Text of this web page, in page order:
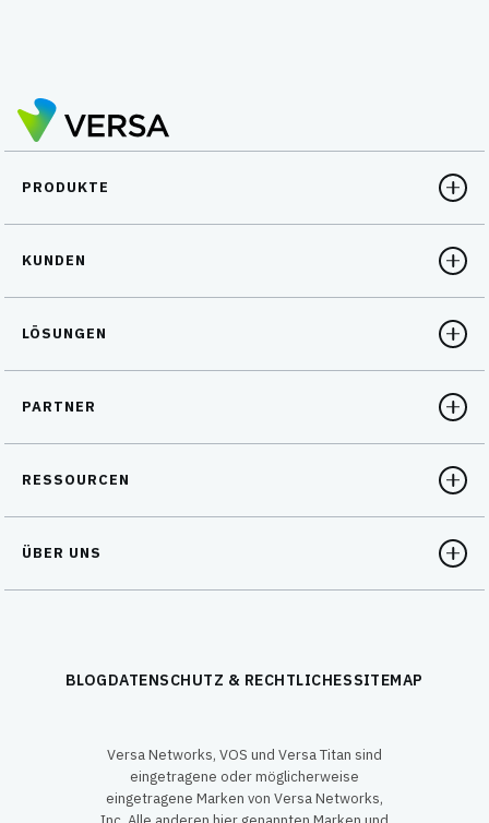
PRODUKTE
KUNDEN
LÖSUNGEN
PARTNER
RESSOURCEN
ÜBER UNS
BLOGDATENSCHUTZ & RECHTLICHESSITEMAP
Versa Networks, VOS und Versa Titan sind
eingetragene oder möglicherweise
eingetragene Marken von Versa Networks,